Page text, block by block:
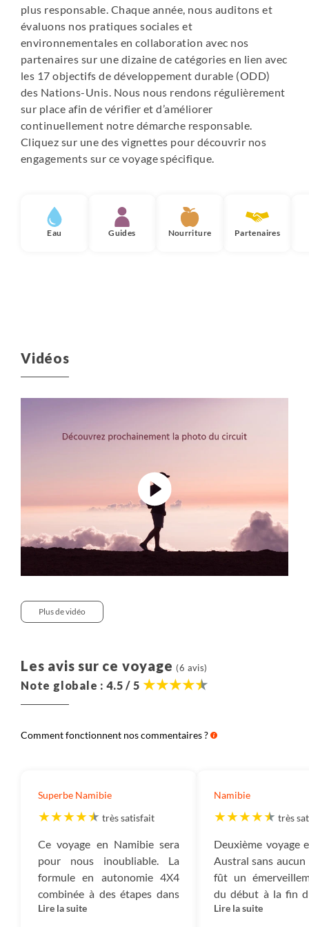
plus responsable. Chaque année, nous auditons et
évaluons nos pratiques sociales et
environnementales en collaboration avec nos
partenaires sur une dizaine de catégories en lien avec
les 17 objectifs de développement durable (ODD)
des Nations-Unis. Nous nous rendons régulièrement
sur place afin de vérifier et d’améliorer
continuellement notre démarche responsable.
Cliquez sur une des vignettes pour découvrir nos
engagements sur ce voyage spécifique.
Eau Guides Nourriture Partenaires
Vidéos
Plus de vidéo
Les avis sur ce voyage (6 avis)
Note globale : 4.5 / 5
Comment fonctionnent nos commentaires ?
Superbe Namibie
très satisfait
Ce voyage en Namibie sera
pour nous inoubliable. La
formule en autonomie 4X4
combinée à des étapes dans
les lodges permet la
Lire la suite
Namibie
très
Deuxième voyage
Austral sans aucun
fût un
du début à la fin
tant sur le plan
Lire la suite